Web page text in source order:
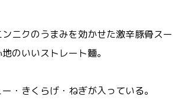
ニクのうまみを効かせた激辛豚骨スー
のいいストレート麵。
・きくらげ・ねぎが入っている。